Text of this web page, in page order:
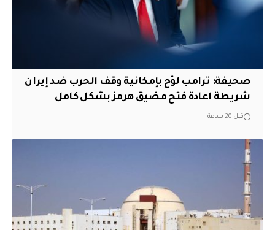
صحيفة: ترامب لوّح بإمكانية وقف الحرب ضد إيران
شريطة اعادة فتح مضيق هرمز بشكل كامل
قبل 20 ساعة